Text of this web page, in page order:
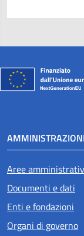
Aree
Documenti e dati
Enti e fondazioni
Organi di governo